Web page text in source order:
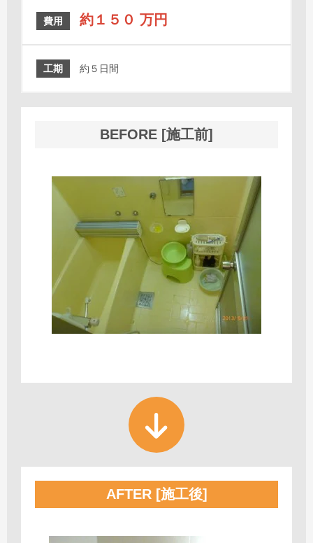
費用 約１５０ 万円
工期 約５日間
BEFORE [施工前]
AFTER [施工後]